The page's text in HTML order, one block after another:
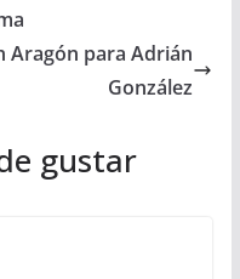
Aragón para Adrián
González
gustar